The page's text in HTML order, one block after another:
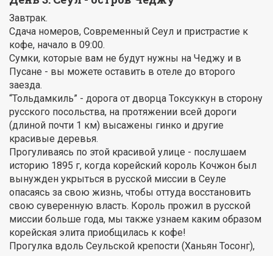
Завтрак.
Сдача номеров, Современный Сеул и пристрастие к
кофе, начало в 09:00.
Сумки, которые вам не будут нужны на Чеджу и в
Пусане - вы можете оставить в отеле до второго
заезда.
“Тольдамкиль” - дорога от дворца Токсуккун в сторону
русского посольства, на протяжении всей дороги
(длиной почти 1 км) высажены гинко и другие
красивые деревья.
Прогуливаясь по этой красивой улице - послушаем
историю 1895 г, когда корейский король Кочжон был
вынужден укрыться в русской миссии в Сеуле
опасаясь за свою жизнь, чтобы оттуда восстановить
свою суверенную власть. Король прожил в русской
миссии больше года, мы также узнаем каким образом
корейская элита приобщилась к кофе!
Прогулка вдоль Сеульской крепости (Ханьян Тосонг),